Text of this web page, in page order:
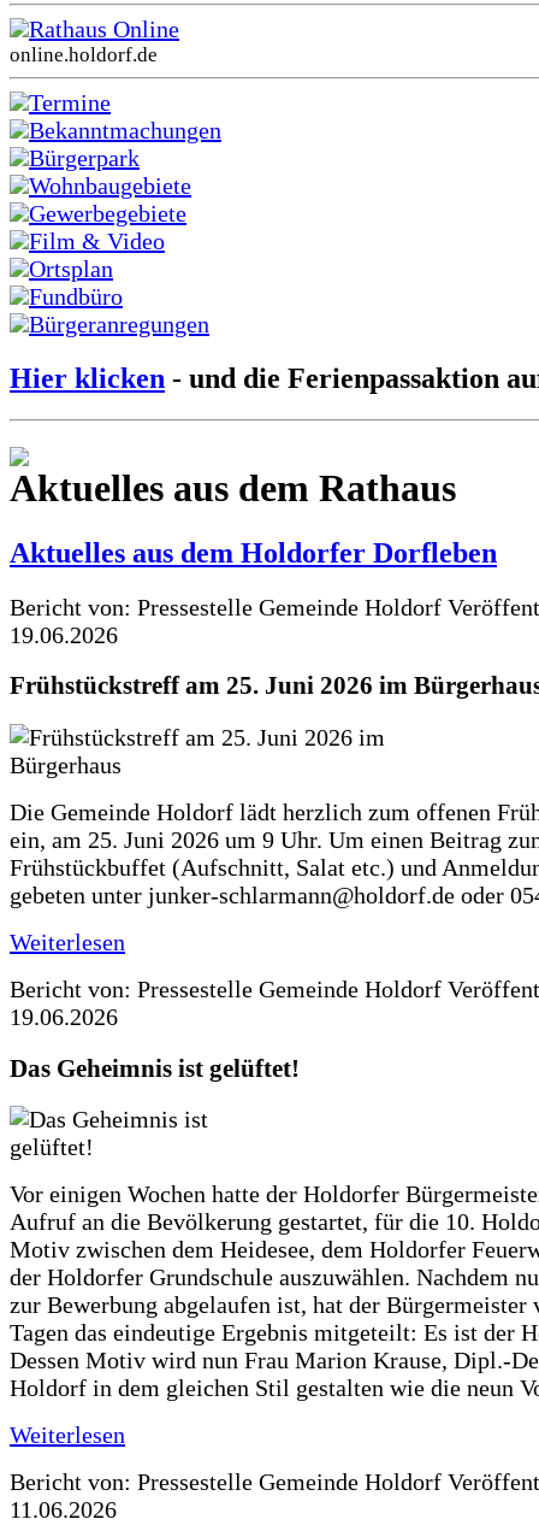
Rathaus Online
online.holdorf.de
Termine
Bekanntmachungen
Bürgerpark
Wohnbaugebiete
Gewerbegebiete
Film & Video
Ortsplan
Fundbüro
Bürgeranregungen
Hier klicken - und die Ferienpassaktion
Aktuelles aus dem Rathaus
Aktuelles aus dem Holdorfer Dorfleben
Bericht von: Pressestelle Gemeinde Holdorf
19.06.2026
Frühstückstreff am 25. Juni 2026 im
Die Gemeinde Holdorf lädt herzlich zum offenen
ein, am 25. Juni 2026 um 9 Uhr. Um einen Beitrag
Frühstückbuffet (Aufschnitt, Salat etc.) und
gebeten unter junker-schlarmann@holdorf.de oder
Weiterlesen
Bericht von: Pressestelle Gemeinde Holdorf
19.06.2026
Das Geheimnis ist gelüftet!
Vor einigen Wochen hatte der Holdorfer
Aufruf an die Bevölkerung gestartet, für die 10.
Motiv zwischen dem Heidesee, dem Holdorfer
der Holdorfer Grundschule auszuwählen. Nachdem
zur Bewerbung abgelaufen ist, hat der Bürgermeister
Tagen das eindeutige Ergebnis mitgeteilt: Es ist der
Dessen Motiv wird nun Frau Marion Krause, Dipl.-
Holdorf in dem gleichen Stil gestalten wie die neun
Weiterlesen
Bericht von: Pressestelle Gemeinde Holdorf
11.06.2026